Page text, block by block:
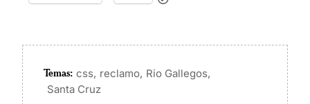
Temas: css, reclamo, Rio Gallegos,
Santa Cruz